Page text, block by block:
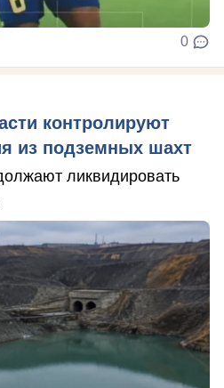
0
контролируют
из подземных шахт
ликвидировать